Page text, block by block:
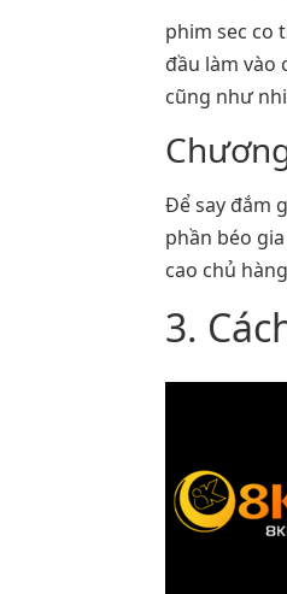
phim sec co
đầu làm vào
cũng như
Để say đắm
phần béo
cao chủ
3.